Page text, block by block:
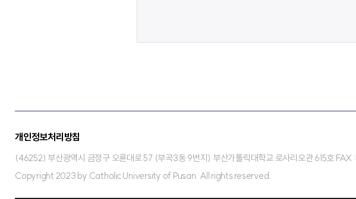
개인정보처리방침
(46252) 부산광역시 금정구 오륜대로 57 (부곡3동 9번지) 부산가톨릭대학교 로사리오관 615호 FAX :
Copyright 2023 by Catholic University of Pusan. All rights reserved.